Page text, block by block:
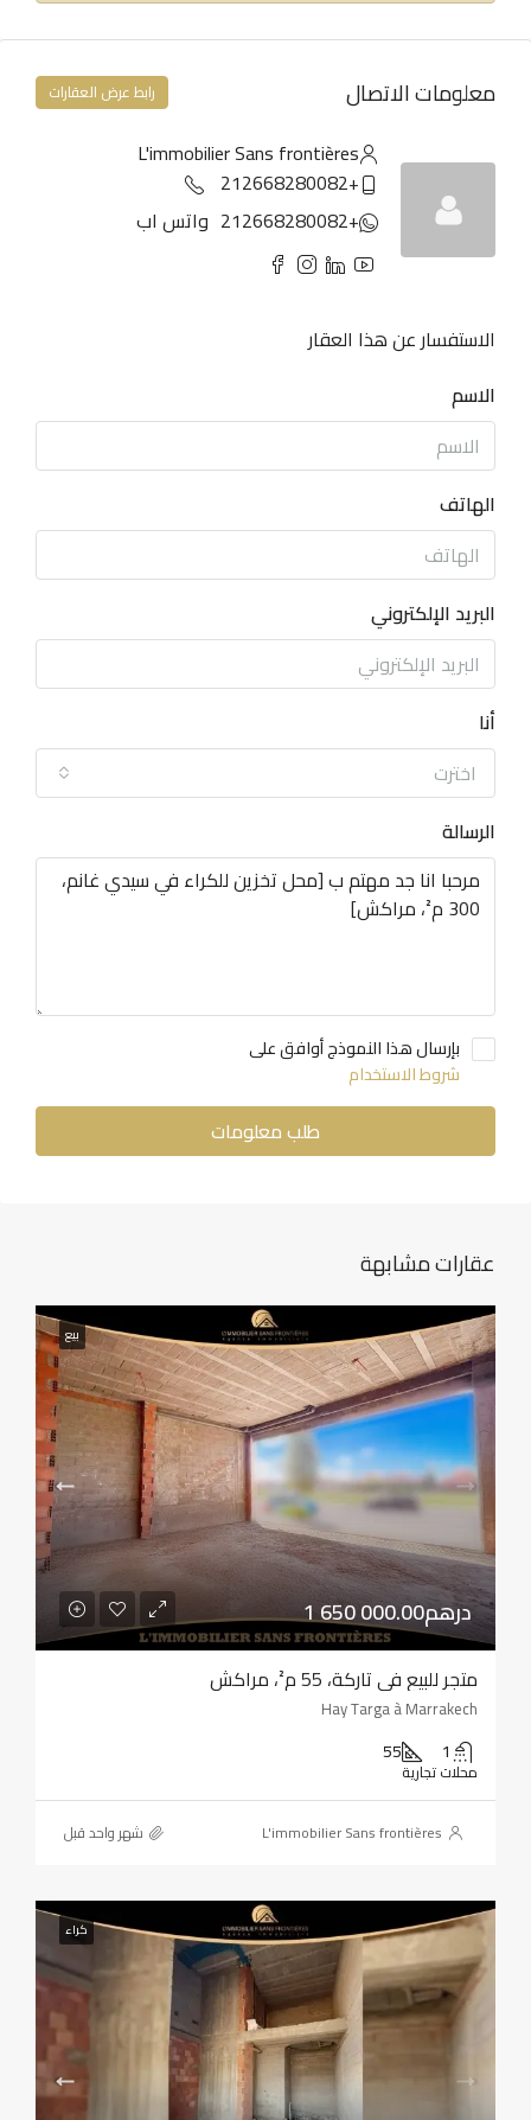
معلومات الاتصال رابط عرض العقارات
L'immobilier Sans frontières
+212668280082
+212668280082
واتس اب
الاستفسار عن هذا العقار
الاسم
الهاتف
البريد الإلكتروني
أنا
اخترت
الرسالة
بإرسال هذا النموذج أوافق على
شروط الاستخدام
طلب معلومات
عقارات مشابهة
بيع
1 650 000.00درهم
متجر للبيع في تاركة، 55 م²، مراكش
Hay Targa à Marrakech
1
55
محلات تجارية
L'immobilier Sans frontières ‏شهر واحد قبل
كراء